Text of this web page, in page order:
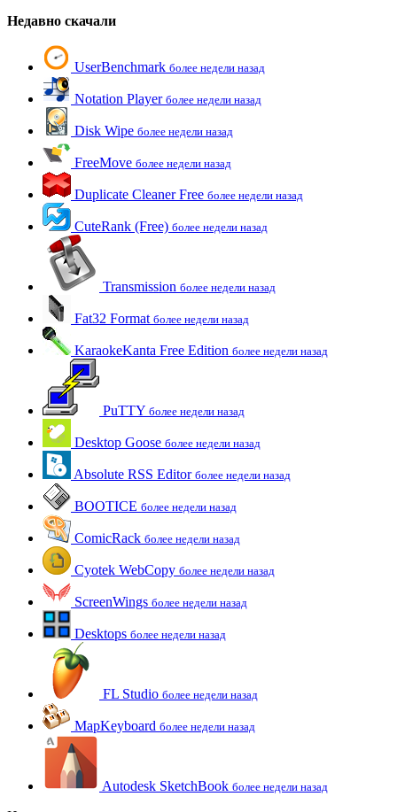
Недавно скачали
UserBenchmark более недели назад
Notation Player более недели назад
Disk Wipe более недели назад
FreeMove более недели назад
Duplicate Cleaner Free более недели назад
CuteRank (Free) более недели назад
Transmission более недели назад
Fat32 Format более недели назад
KaraokeKanta Free Edition более недели назад
PuTTY более недели назад
Desktop Goose более недели назад
Absolute RSS Editor более недели назад
BOOTICE более недели назад
ComicRack более недели назад
Cyotek WebCopy более недели назад
ScreenWings более недели назад
Desktops более недели назад
FL Studio более недели назад
MapKeyboard более недели назад
Autodesk SketchBook более недели назад